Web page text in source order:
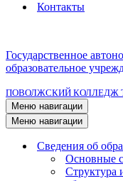
Контакты
Государственное
образовательное
ПОВОЛЖСКИЙ КОЛЛЕДЖ
Меню навигации
Меню навигации
Сведения об
Основные
Структура